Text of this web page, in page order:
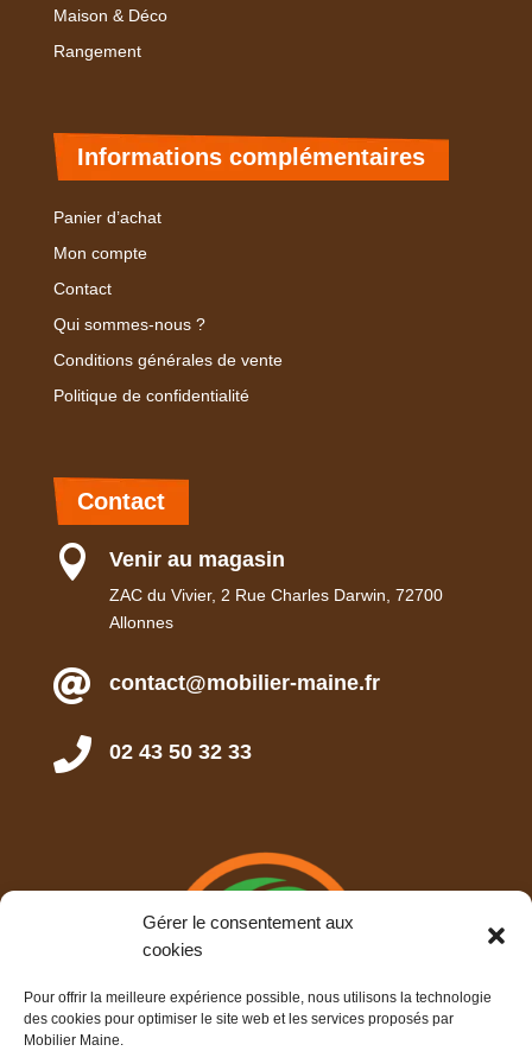
Gérer le consentement aux
cookies
Pour offrir la meilleure expérience possible, nous utilisons la technologie
des cookies pour optimiser le site web et les services proposés par
Mobilier Maine.
Maison & Déco
Rangement
Informations complémentaires
Panier d’achat
Mon compte
Contact
Qui sommes-nous ?
Conditions générales de vente
Politique de confidentialité
Contact
 Venir au magasin
ZAC du Vivier, 2 Rue Charles Darwin, 72700
Allonnes
 contact@mobilier-maine.fr
 02 43 50 32 33